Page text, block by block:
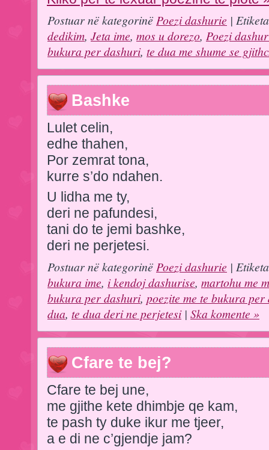
Postuar në kategorinë Poezi dashurie |
dedikim, Jeta ime, mos u dorezo, Poezi
bukura per dashuri, te dua me shume se
Bashke
Lulet celin,
edhe thahen,
Por zemrat tona,
kurre s’do ndahen.
U lidha me ty,
deri ne pafundesi,
tani do te jemi bashke,
deri ne perjetesi.
Postuar në kategorinë Poezi dashurie |
bukura ime, i kendoj dashurise, martohu me
bukura per dashuri, poezite me te bukura
dua, te dua deri ne perjetesi| Ska komente »
Cfare te bej?
Cfare te bej une,
me gjithe kete dhimbje qe kam,
te pash ty duke ikur me tjeer,
a e di ne c’gjendje jam?